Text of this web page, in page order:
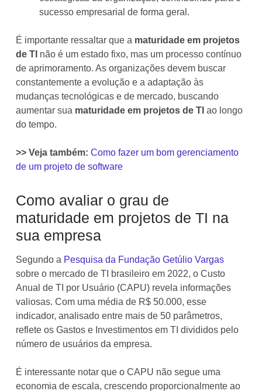
sucesso empresarial de forma geral.
É importante ressaltar que a maturidade em projetos
de TI não é um estado fixo, mas um processo contínuo
de aprimoramento. As organizações devem buscar
constantemente a evolução e a adaptação às
mudanças tecnológicas e de mercado, buscando
aumentar sua maturidade em projetos de TI ao longo
do tempo.
>> Veja também: Como fazer um bom gerenciamento
de um projeto de software
Como avaliar o grau de
maturidade em projetos de TI na
sua empresa
Segundo a Pesquisa da Fundação Getúlio Vargas
sobre o mercado de TI brasileiro em 2022, o Custo
Anual de TI por Usuário (CAPU) revela informações
valiosas. Com uma média de R$ 50.000, esse
indicador, analisado entre mais de 50 parâmetros,
reflete os Gastos e Investimentos em TI divididos pelo
número de usuários da empresa.
É interessante notar que o CAPU não segue uma
economia de escala, crescendo proporcionalmente ao